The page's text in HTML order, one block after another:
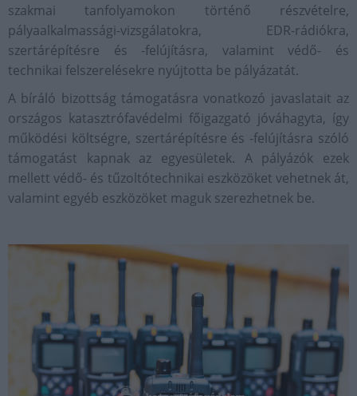
szakmai tanfolyamokon történő részvételre,
pályaalkalmassági-vizsgálatokra, EDR-rádiókra,
szertárépítésre és -felújításra, valamint védő- és
technikai felszerelésekre nyújtotta be pályázatát.
A bíráló bizottság támogatásra vonatkozó javaslatait az
országos katasztrófavédelmi főigazgató jóváhagyta, így
működési költségre, szertárépítésre és -felújításra szóló
támogatást kapnak az egyesületek. A pályázók ezek
mellett védő- és tűzoltótechnikai eszközöket vehetnek át,
valamint egyéb eszközöket maguk szerezhetnek be.